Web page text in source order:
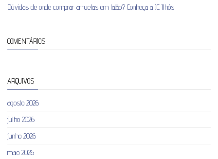
Dúvidas de onde comprar arruelas em latão? Conheça a JC Ilhós
COMENTÁRIOS
ARQUIVOS
agosto 2026
julho 2026
junho 2026
maio 2026